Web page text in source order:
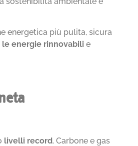
energetica più pulita, sicura
le energie rinnovabili e
livelli record. Carbone e gas